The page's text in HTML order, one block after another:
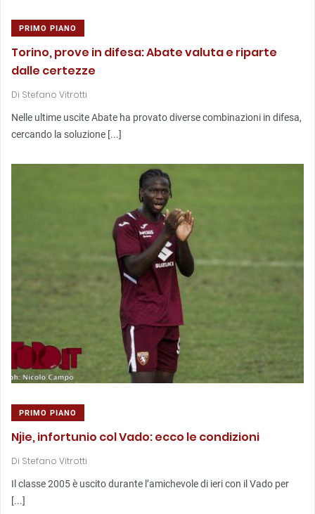
PRIMO PIANO
Torino, prove in difesa: Abate valuta e riparte
dalle certezze
Di Stefano Vitrotti
Nelle ultime uscite Abate ha provato diverse combinazioni in difesa,
cercando la soluzione [...]
PRIMO PIANO
Njie, infortunio col Vado: ecco le condizioni
Di Stefano Vitrotti
Il classe 2005 è uscito durante l’amichevole di ieri con il Vado per
[...]